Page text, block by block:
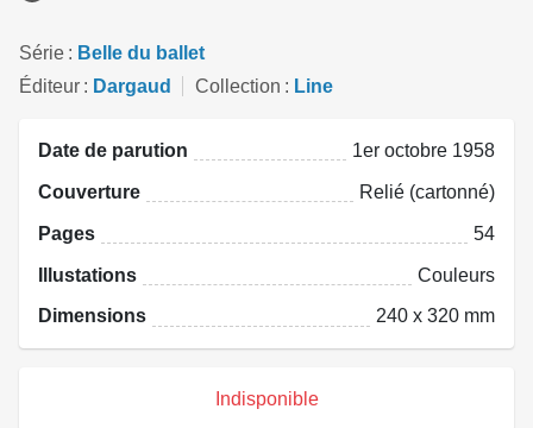
Série
Belle du ballet
Éditeur
Dargaud Collection Line
Date de parution 1er octobre 1958
Couverture Relié (cartonné)
Pages 54
Illustations Couleurs
Dimensions 240 x 320 mm
Indisponible